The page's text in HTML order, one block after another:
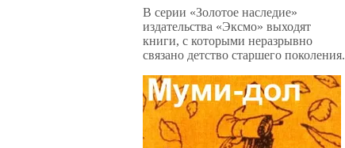
В серии «Золотое наследие»
издательства «Эксмо» выходят
книги, с которыми неразрывно
связано детство старшего поколения.